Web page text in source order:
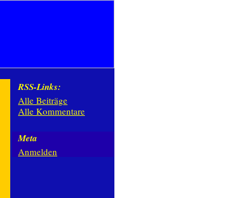
RSS-Links:
Alle Beiträge
Alle Kommentare
Meta
Anmelden